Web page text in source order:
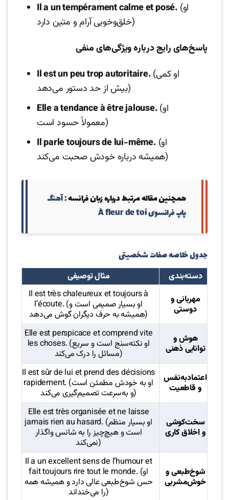
Il a un tempérament calme et posé. (او
خلق‌وخویی آرام و متین دارد)
پاسخ‌های رایج درباره ویژگی‌های منفی
Il est un peu trop autoritaire.(او کمی
بیش از حد دستور می‌دهد)
Elle a tendance à être jalouse.(او
معمولاً حسود است)
Il parle toujours de lui-même.(او
همیشه درباره خودش صحبت می‌کند)
همچنین مقاله مرتبط درباره زبان فرانسه :‌آهنگ
پاپ فرانسوی À fleur de toi
جدول خلاصه صفات شخصیتی
دسته‌بندی
مثال توصیفی
مهربانی و
دوستی
Il est très chaleureux et toujours à
l’écoute. (او بسیار صمیمی است و
همیشه به حرف دیگران گوش می‌دهد)
هوش و
توانایی ذهنی
Elle est perspicace et comprend vite
les choses. (او نکته‌سنج است و سریع
مسائل را درک می‌کند)
اعتمادبه‌نفس
و قاطعیت
Il est sûr de lui et prend des décisions
rapidement. (او به خودش مطمئن است
و به‌سرعت تصمیم‌گیری می‌کند)
سخت‌کوشی
و اخلاق کاری
Elle est très organisée et ne laisse
jamais rien au hasard. (او بسیار منظم
است و هیچ‌چیز را به شانس واگذار
نمی‌کند)
شوخ‌طبعی و
خوش‌مشربی
Il a un excellent sens de l’humour et
fait toujours rire tout le monde. (او
حس شوخ‌طبعی عالی دارد و همیشه همه
را می‌خنداند)